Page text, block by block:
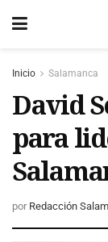
Inicio Salamanca
David
para
por Redacción